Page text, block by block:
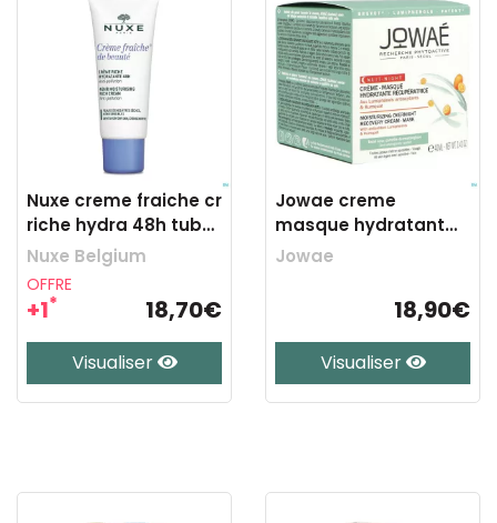
Nuxe creme fraiche cr
riche hydra 48h tube
30ml
Nuxe Belgium
OFFRE
+1* 18,70€
Visualiser
Jowae creme
masque hydratant
recup. nuit pot 40ml
Jowae
18,90€
Visualiser